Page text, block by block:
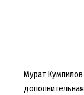
Мурат